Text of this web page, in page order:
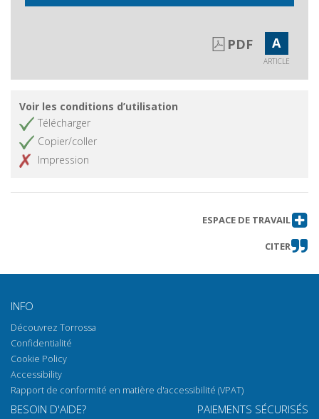
PDF A
ARTICLE
Voir les conditions d’utilisation
Télécharger
Copier/coller
Impression
ESPACE DE TRAVAIL
CITER
INFO
Découvrez Torrossa
Confidentialité
Cookie Policy
Accessibility
Rapport de conformité en matière d'accessibilité (VPAT)
BESOIN D'AIDE? PAIEMENTS SÉCURISÉS